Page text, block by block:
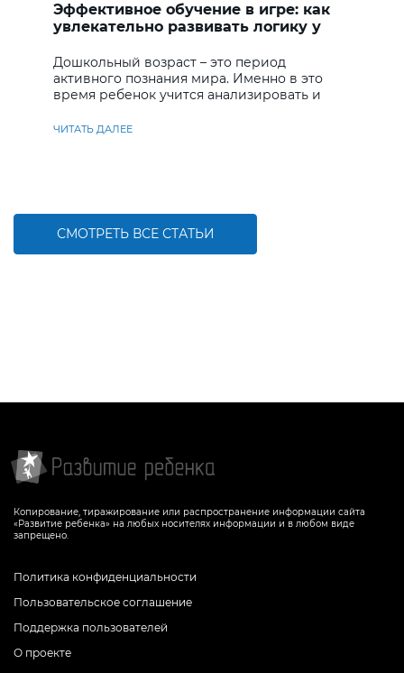
Эффективное обучение в игре: как
увлекательно развивать логику у
Дошкольный возраст – это период
активного познания мира. Именно в это
время ребенок учится анализировать и
ЧИТАТЬ ДАЛЕЕ
СМОТРЕТЬ ВСЕ СТАТЬИ
Копирование, тиражирование или распространение информации сайта
«Развитие ребенка» на любых носителях информации и в любом виде
запрещено.
Политика конфиденциальности
Пользовательское соглашение
Поддержка пользователей
О проекте